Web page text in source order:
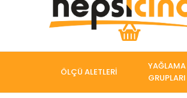
ÖLÇÜ ALETLERİ
YAĞLAMA
GRUPLARI